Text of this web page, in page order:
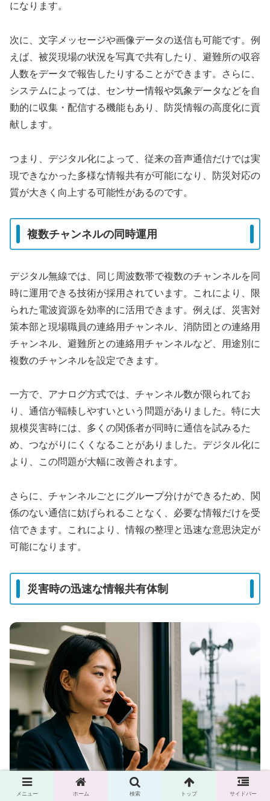
になります。
次に、文字メッセージや画像データの送信も可能です。例
えば、被災現場の状況を写真で共有したり、避難所の収容
人数をデータで報告したりすることができます。さらに、
システムによっては、センサー情報や気象データなどを自
動的に収集・配信する機能もあり、防災情報の高度化に貢
献します。
つまり、デジタル化によって、従来の音声通信だけでは実
現できなかった多様な情報共有が可能になり、防災対応の
質が大きく向上する可能性があるのです。
複数チャンネルの同時運用
デジタル無線では、同じ周波数帯で複数のチャンネルを同
時に運用できる技術が採用されています。これにより、限
られた電波資源を効率的に活用できます。例えば、災害対
策本部と現場職員の連絡用チャンネル、消防団との連絡用
チャンネル、避難所との連絡用チャンネルなど、用途別に
複数のチャンネルを設定できます。
一方で、アナログ方式では、チャンネル数が限られてお
り、通信が輻輳しやすいという問題がありました。特に大
規模災害時には、多くの関係者が同時に通信を試みるた
め、つながりにくくなることがありました。デジタル化に
より、この問題が大幅に改善されます。
さらに、チャンネルごとにグループ分けができるため、関
係のない通信に妨げられることなく、必要な情報だけを受
信できます。これにより、情報の整理と迅速な意思決定が
可能になります。
災害時の迅速な情報共有体制
メニュー ホーム 検索 トップ サイドバー